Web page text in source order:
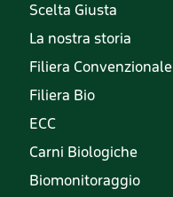
Scelta Giusta
La nostra storia
Filiera Convenzionale
Filiera Bio
ECC
Carni Biologiche
Biomonitoraggio